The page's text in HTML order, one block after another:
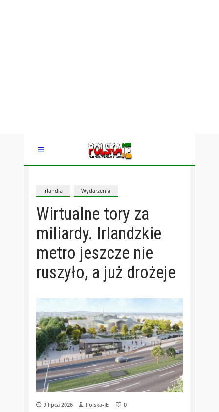
Irlandia Wydarzenia
Wirtualne tory za
miliardy. Irlandzkie
metro jeszcze nie
ruszyło, a już drożeje
9 lipca 2026 Polska-IE 0